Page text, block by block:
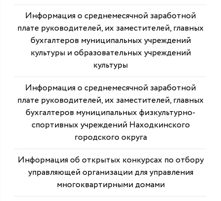
Информация о среднемесячной заработной
плате руководителей, их заместителей, главных
бухгалтеров муниципальных учреждений
культуры и образовательных учреждений
культуры
Информация о среднемесячной заработной
плате руководителей, их заместителей, главных
бухгалтеров муниципальных физкультурно-
спортивных учреждений Находкинского
городского округа
Информация об открытых конкурсах по отбору
управляющей организации для управления
многоквартирными домами